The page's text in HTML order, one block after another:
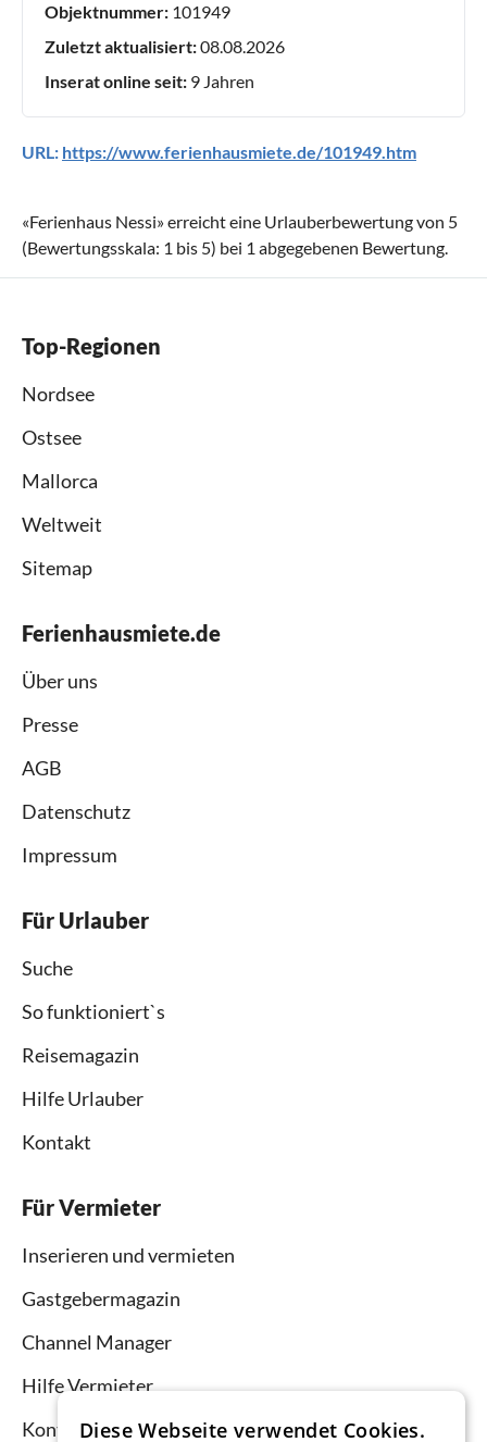
Objektnummer: 101949
Zuletzt aktualisiert:08.08.2026
Inserat online seit: 9 Jahren
URL: https://www.ferienhausmiete.de/101949.htm
«Ferienhaus Nessi» erreicht eine Urlauberbewertung von 5
(Bewertungsskala: 1 bis 5) bei 1 abgegebenen Bewertung.
Top-Regionen
Nordsee
Ostsee
Mallorca
Weltweit
Sitemap
Ferienhausmiete.de
Über uns
Presse
AGB
Datenschutz
Impressum
Für Urlauber
Suche
So funktioniert`s
Reisemagazin
Hilfe Urlauber
Kontakt
Für Vermieter
Inserieren und vermieten
Gastgebermagazin
Channel Manager
Hilfe Vermieter
KontaktDiese Webseite verwendet Cookies.